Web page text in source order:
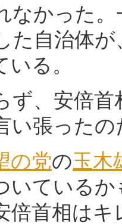
なかった
た自治体
る。
、安倍首
い張ったの
の党の玉木
いている
倍首相は